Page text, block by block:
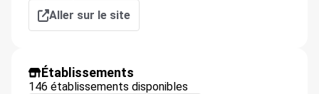
Aller sur le site
Établissements
146 établissements disponibles